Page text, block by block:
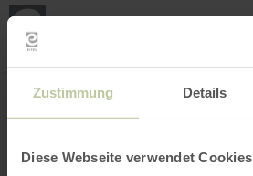
Zustimmung Details
Diese Webseite verwendet Cookies